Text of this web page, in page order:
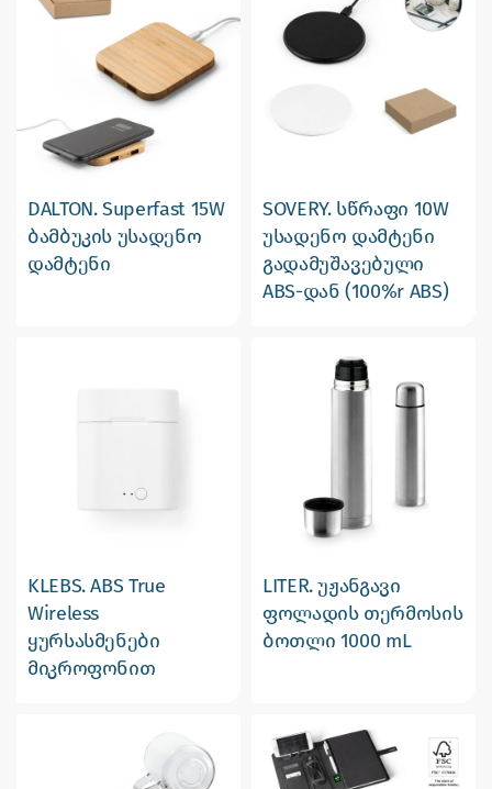
DALTON. Superfast 15W
ბამბუკის უსადენო
დამტენი
SOVERY. სწრაფი 10W
უსადენო დამტენი
გადამუშავებული
ABS-დან (100%r ABS)
KLEBS. ABS True
Wireless
ყურსასმენები
მიკროფონით
LITER. უჟანგავი
ფოლადის თერმოსის
ბოთლი 1000 mL